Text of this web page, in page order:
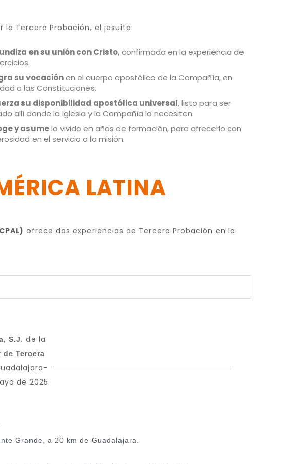
la Tercera Probación, el jesuita:
en su unión con Cristo, confirmada en la experiencia de
su vocaciónen el cuerpo apostólico de la Compañía, en
a las Constituciones.
su disponibilidad apostólica universal, listo para ser
allí donde la Iglesia y la Compañía lo necesiten.
y asumelo vivido en años de formación, para ofrecerlo con
en el servicio a la misión.
LATINA
ofrece dos experiencias de Tercera Probación en la
S.J. de la
Tercera
de 2025.
Grande, a 20 km de Guadalajara.